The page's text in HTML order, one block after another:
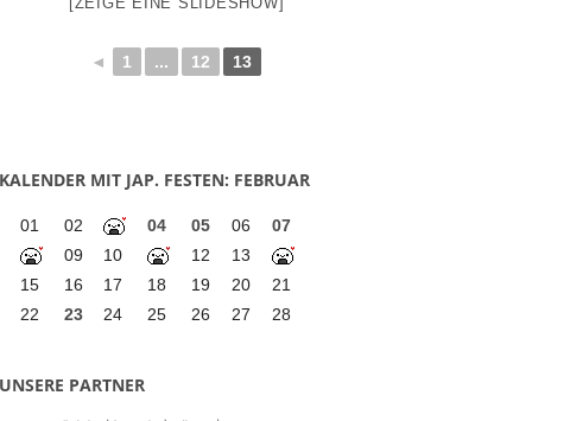
◄ 1 ... 12 13
KALENDER MIT JAP. FESTEN: FEBRUAR
01 02 04 05 06
07
09
10 12
13
15
16 17 18 19 20
21
22
23 24 25 26 27 28
UNSERE PARTNER